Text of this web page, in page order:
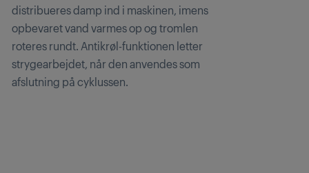
distribueres damp ind i maskinen, imens
opbevaret vand varmes op og tromlen
roteres rundt. Antikrøl-funktionen letter
strygearbejdet, når den anvendes som
afslutning på cyklussen.